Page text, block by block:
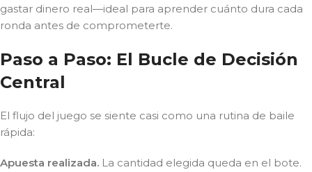
gastar dinero real—ideal para aprender cuánto dura cada
ronda antes de comprometerte.
Paso a Paso: El Bucle de Decisión
Central
El flujo del juego se siente casi como una rutina de baile
rápida:
Apuesta realizada. La cantidad elegida queda en el bote.